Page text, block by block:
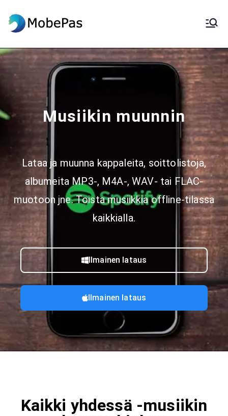
mobiilisiirto
Musiikin muunnin
Lataa ja muunna kappaleita, soittolistoja,
albumeita MP3-, M4A-, WAV- tai FLAC-
muotoon jne. Toista musiikkia offline-tilassa
kaikkialla.
Ilmainen lataus
Ilmainen lataus
Kaikki yhdessä -musiikin